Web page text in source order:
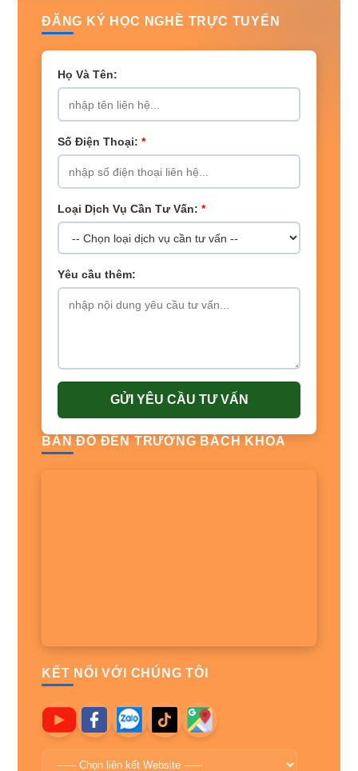
ĐĂNG KÝ HỌC NGHỀ TRỰC TUYẾN
Họ Và Tên:
Số Điện Thoại: *
Loại Dịch Vụ Cần Tư Vấn: *
Yêu cầu thêm:
GỬI YÊU CẦU TƯ VẤN
BẢN ĐỒ ĐẾN TRƯỜNG BÁCH KHOA
KẾT NỐI VỚI CHÚNG TÔI